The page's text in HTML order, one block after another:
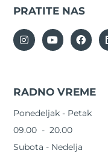
PRATITE NAS
RADNO VREME
Ponedeljak - Petak
09.00 - 20.00
Subota - Nedelja